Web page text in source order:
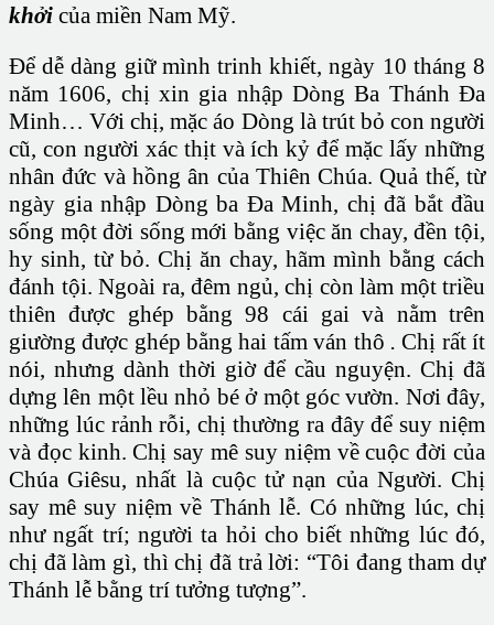
khởi của miền Nam Mỹ.
Để dễ dàng giữ mình trinh khiết, ngày 10 tháng 8
năm 1606, chị xin gia nhập Dòng Ba Thánh Đa
Minh… Với chị, mặc áo Dòng là trút bỏ con người
cũ, con người xác thịt và ích kỷ để mặc lấy những
nhân đức và hồng ân của Thiên Chúa. Quả thế, từ
ngày gia nhập Dòng ba Đa Minh, chị đã bắt đầu
sống một đời sống mới bằng việc ăn chay, đền tội,
hy sinh, từ bỏ. Chị ăn chay, hãm mình bằng cách
đánh tội. Ngoài ra, đêm ngủ, chị còn làm một triều
thiên được ghép bằng 98 cái gai và nằm trên
giường được ghép bằng hai tấm ván thô .Chị rất ít
nói, nhưng dành thời giờ để cầu nguyện. Chị đã
dựng lên một lều nhỏ bé ở một góc vườn. Nơi đây,
những lúc rảnh rỗi, chị thường ra đây để suy niệm
và đọc kinh. Chị say mê suy niệm về cuộc đời của
Chúa Giêsu, nhất là cuộc tử nạn của Người. Chị
say mê suy niệm về Thánh lễ. Có những lúc, chị
như ngất trí; người ta hỏi cho biết những lúc đó,
chị đã làm gì, thì chị đã trả lời: “Tôi đang tham dự
Thánh lễ bằng trí tưởng tượng”.